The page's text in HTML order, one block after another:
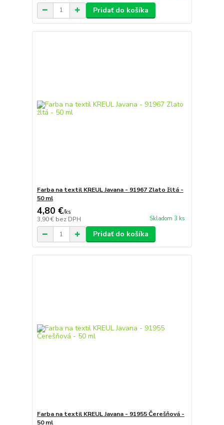
Pridať do košíka
Farba na textil KREUL Javana - 91967 Zlato žltá -
50 ml
4,80 €/ks
3,90 € bez DPH Skladom 3 ks
Pridať do košíka
Farba na textil KREUL Javana - 91955 Čerešňová -
50 ml